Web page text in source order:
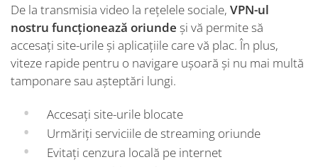
De la transmisia video la rețelele sociale, VPN-ul
nostru funcționează oriunde și vă permite să
accesați site-urile și aplicațiile care vă plac. În plus,
viteze rapide pentru o navigare ușoară și nu mai multă
tamponare sau așteptări lungi.
Accesați site-urile blocate
Urmăriți serviciile de streaming oriunde
Evitați cenzura locală pe internet